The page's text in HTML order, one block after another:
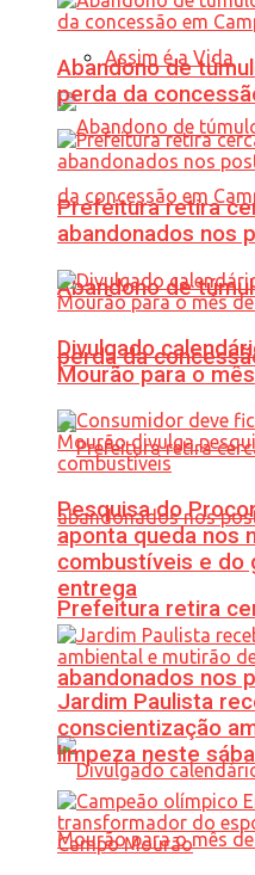
Assim é a Vida
Abandono de
perda da
Prefeitura retira
abandonados nos
Abandono de
perda da
Prefeitura retira
abandonados nos
Divulgado
Mourão para o
Pesquisa do
aponta queda nos
combustíveis e do
entrega
Jardim Paulista
conscientização
limpeza neste